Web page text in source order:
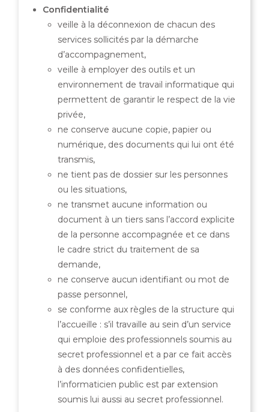
Confidentialité
veille à la déconnexion de chacun des
services sollicités par la démarche
d’accompagnement,
veille à employer des outils et un
environnement de travail informatique qui
permettent de garantir le respect de la vie
privée,
ne conserve aucune copie, papier ou
numérique, des documents qui lui ont été
transmis,
ne tient pas de dossier sur les personnes
ou les situations,
ne transmet aucune information ou
document à un tiers sans l’accord explicite
de la personne accompagnée et ce dans
le cadre strict du traitement de sa
demande,
ne conserve aucun identifiant ou mot de
passe personnel,
se conforme aux règles de la structure qui
l’accueille : s’il travaille au sein d’un service
qui emploie des professionnels soumis au
secret professionnel et a par ce fait accès
à des données confidentielles,
l’informaticien public est par extension
soumis lui aussi au secret professionnel.